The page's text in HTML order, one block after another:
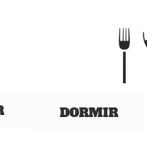
DORMIR